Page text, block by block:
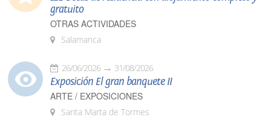
gratuito
OTRAS ACTIVIDADES
Salamanca
26/06/2026 31/08/2026
Exposición El gran banquete II
ARTE / EXPOSICIONES
Santa Marta de Tormes